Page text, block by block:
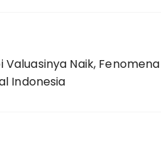
Valuasinya Naik, Fenomena
Indonesia